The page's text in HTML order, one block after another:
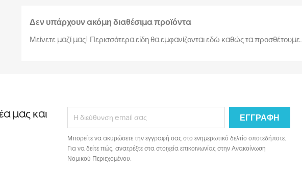
Δεν υπάρχουν ακόμη διαθέσιμα προϊόντα
Μείνετε μαζί μας! Περισσότερα είδη θα εμφανίζονται εδώ καθώς τα προσθέτουμε.
μας και
Μπορείτε να ακυρώσετε την εγγραφή σας στο ενημερωτικό δελτίο οποτεδήποτε.
Για να δείτε πώς, ανατρέξτε στα στοιχεία επικοινωνίας στην Ανακοίνωση
Νομικού Περιεχομένου.